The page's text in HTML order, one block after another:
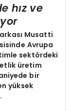
hız ve
Musatti
Avrupa
sektördeki
üretim
bir
yüksek